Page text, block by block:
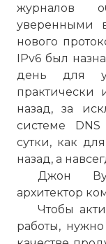
журналов
уверенными
нового
IPv6 был
день для
практически
назад, за
системе
сутки, как
назад, а
Джон
архитектор
Чтобы
работы,